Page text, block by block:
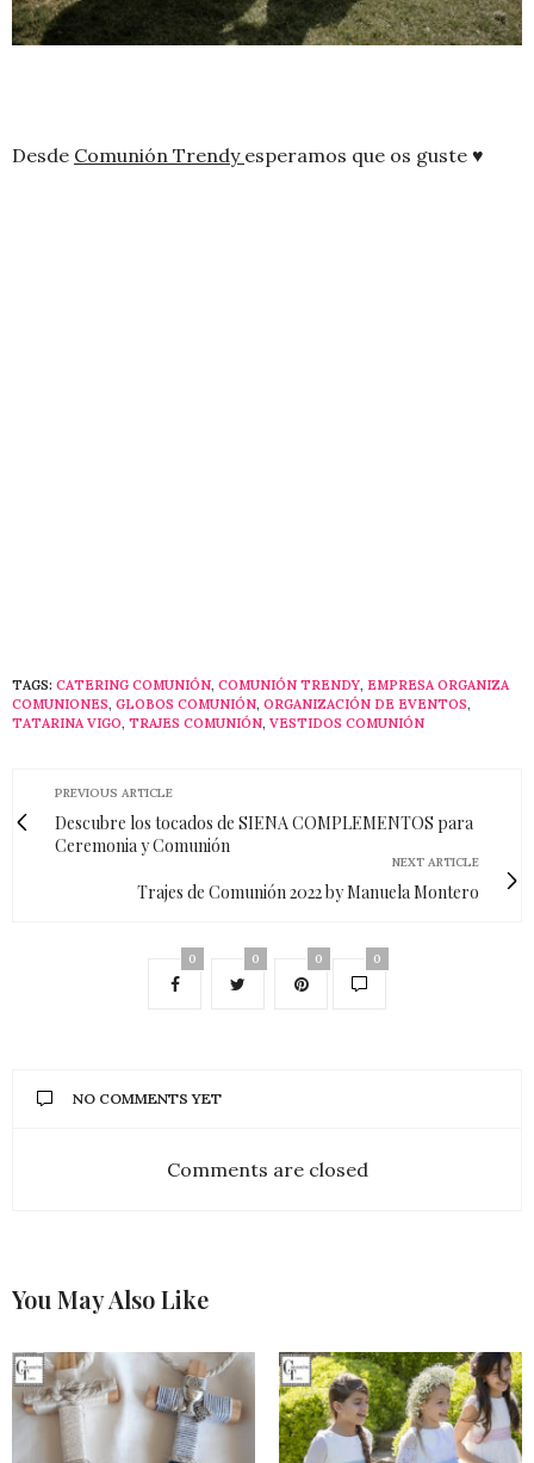
Desde Comunión Trendy esperamos que os guste ♥
TAGS: CATERING COMUNIÓN, COMUNIÓN TRENDY, EMPRESA ORGANIZA
COMUNIONES, GLOBOS COMUNIÓN, ORGANIZACIÓN DE EVENTOS,
TATARINA VIGO, TRAJES COMUNIÓN, VESTIDOS COMUNIÓN
PREVIOUS ARTICLE
Descubre los tocados de SIENA COMPLEMENTOS para
Ceremonia y Comunión
NEXT ARTICLE
Trajes de Comunión 2022 by Manuela Montero
0 0 0 0
NO COMMENTS YET
Comments are closed
You May Also Like